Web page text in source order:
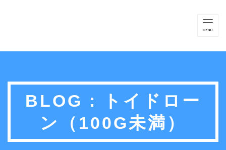
MENU
BLOG : トイドロー
ン（100G未満）